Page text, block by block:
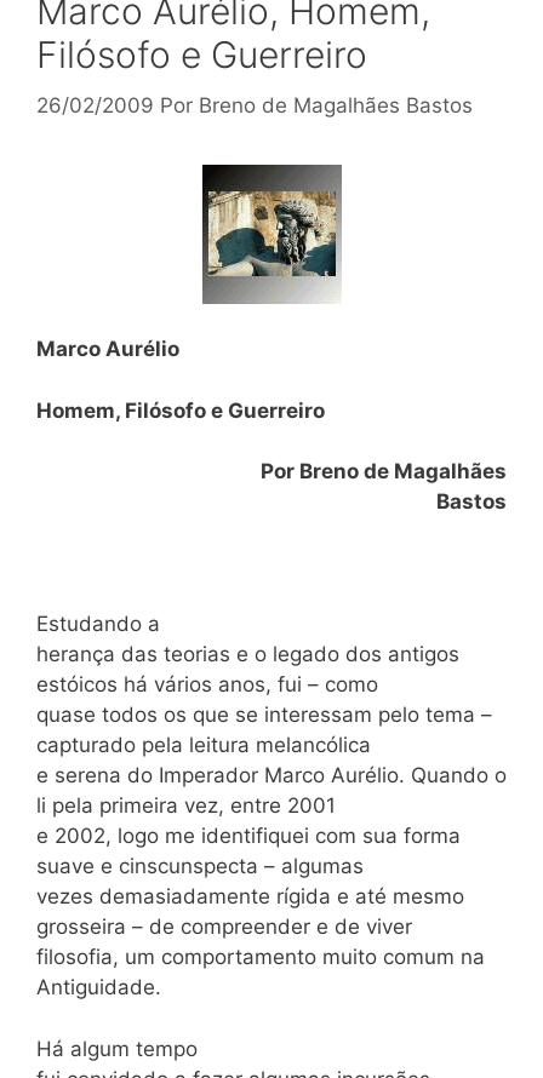
Marco Aurélio, Homem,
Filósofo e Guerreiro
26/02/2009 Por Breno de Magalhães Bastos
Marco Aurélio
Homem, Filósofo e Guerreiro
Por Breno de Magalhães
Bastos
Estudando a
herança das teorias e o legado dos antigos
estóicos há vários anos, fui – como
quase todos os que se interessam pelo tema –
capturado pela leitura melancólica
e serena do Imperador Marco Aurélio. Quando o
li pela primeira vez, entre 2001
e 2002, logo me identifiquei com sua forma
suave e cinscunspecta – algumas
vezes demasiadamente rígida e até mesmo
grosseira – de compreender e de viver
filosofia, um comportamento muito comum na
Antiguidade.
Há algum tempo